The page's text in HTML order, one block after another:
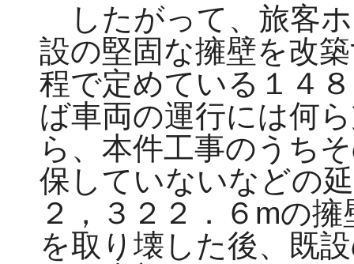
したがって、旅客
設の堅固な擁壁を改
程で定めている１４
ば車両の運行には何
ら、本件工事のうち
保していないなどの
２，３２２．６mの
を取り壊した後、既